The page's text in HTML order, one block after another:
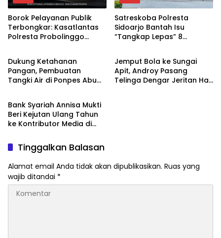
Borok Pelayanan Publik
Terbongkar: Kasatlantas
Polresta Probolinggo
Satreskoba Polresta
Sidoarjo Bantah Isu
“Tangkap Lepas” 8
Informasi Tidak Benar
Berita
Dukung Ketahanan
Pangan, Pembuatan
Tangki Air di Ponpes Abu
Berita
Jemput Bola ke Sungai
Apit, Androy Pasang
Telinga Dengar Jeritan Hati
Berita
Bank Syariah Annisa Mukti
Beri Kejutan Ulang Tahun
ke Kontributor Media di
Tinggalkan Balasan
Alamat email Anda tidak akan dipublikasikan. Ruas yang
wajib ditandai *